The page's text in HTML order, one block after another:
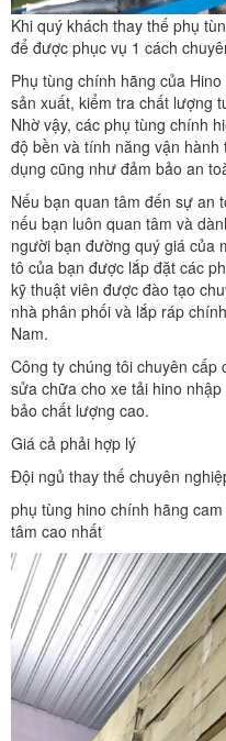
Khi quý khách thay thế phụ
để được phục vụ 1 cách
Phụ tùng chính hãng của
sản xuất, kiểm tra chất lượng
Nhờ vậy, các phụ tùng chính
độ bền và tính năng vận
dụng cũng như đảm bảo an
Nếu bạn quan tâm đến sự an
nếu bạn luôn quan tâm và
người bạn đường quý giá của
tô của bạn được lắp đặt các
kỹ thuật viên được đào tạo
nhà phân phối và lắp ráp
Nam.
Công ty chúng tôi chuyên cấp
sửa chữa cho xe tải hino
bảo chất lượng cao.
Giá cả phải hợp lý
Đội ngủ thay thế chuyên
phụ tùng hino chính hãng
tâm cao nhất